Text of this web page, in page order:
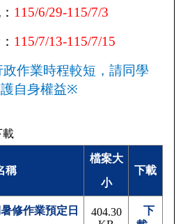
115/6/29-115/7/3
115/7/13-115/7/15
作業時程較短，請同學
自身權益※
載
稱
檔案大
小
下載
修作業預定日
404.30
下